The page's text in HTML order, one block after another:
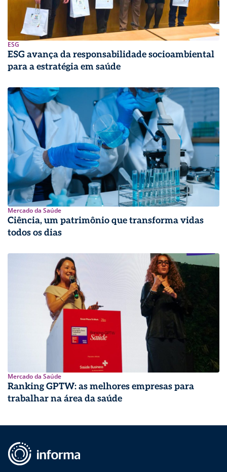
ESG
ESG avança da responsabilidade socioambiental
para a estratégia em saúde
Mercado da Saúde
Ciência, um patrimônio que transforma vidas
todos os dias
Mercado da Saúde
Ranking GPTW: as melhores empresas para
trabalhar na área da saúde